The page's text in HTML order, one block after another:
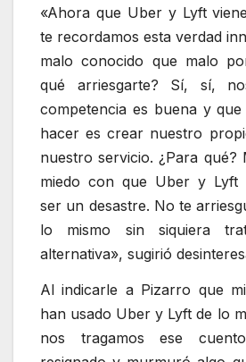
«Ahora que Uber y Lyft
te recordamos esta verdad
malo conocido que malo
qué arriesgarte? Sí, sí,
competencia es buena y
hacer es crear nuestro
nuestro servicio. ¿Para qué?
miedo con que Uber y Lyft
ser un desastre. No te
lo mismo sin siquiera
alternativa», sugirió
Al indicarle a Pizarro que
han usado Uber y Lyft de lo
nos tragamos ese